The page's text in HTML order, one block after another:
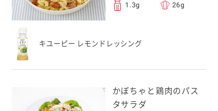
1.3g 26g
キユーピー レモンドレッシング
かぼちゃと鶏肉のパス
タサラダ